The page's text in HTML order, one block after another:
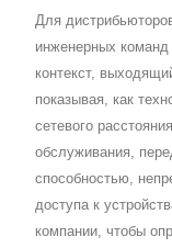
Для
инженерных
контекст,
показывая, как
сетевого
обслуживания,
способностью,
доступа к
компании, чтобы